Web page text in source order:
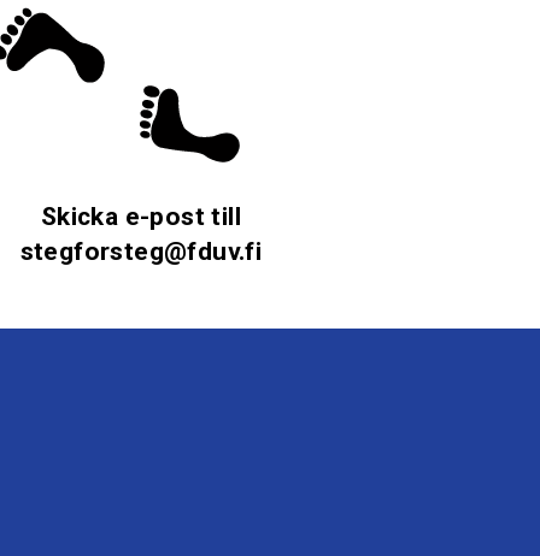
Skicka e-post till
stegforsteg@fduv.fi